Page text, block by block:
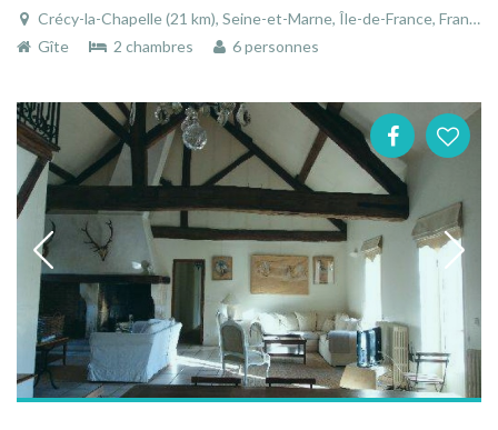
Crécy-la-Chapelle (21 km), Seine-et-Marne, Île-de-France, France
Gîte
2 chambres 6 personnes